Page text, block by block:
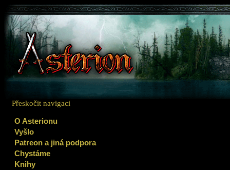
Přeskočit navigaci
O Asterionu
Vyšlo
Patreon a jiná podpora
Chystáme
Knihy